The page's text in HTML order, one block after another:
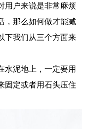
用户来说是非常麻烦
，那么如何做才能减
下我们从三个方面来
水泥地上，一定要用
固定或者用石头压住